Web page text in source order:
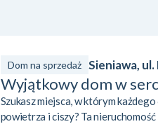
Dom na sprzedaż Sieniawa, ul.
Wyjątkowy dom w
Szukasz miejsca, w którym
powietrza i ciszy? Ta